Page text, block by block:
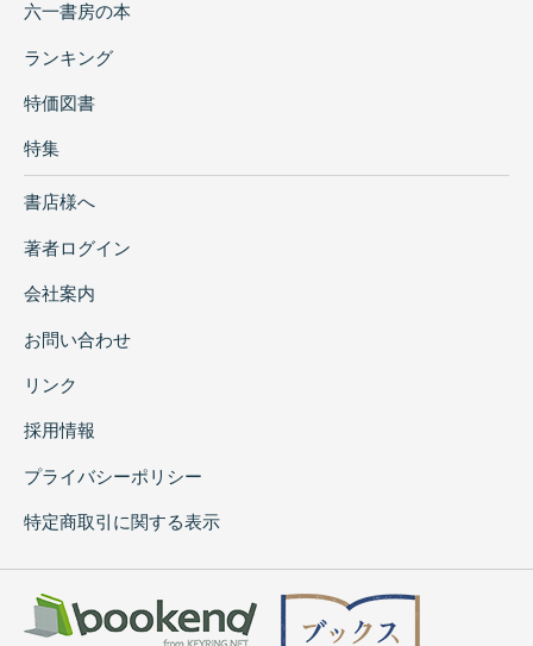
六一書房の本
ランキング
特価図書
特集
書店様へ
著者ログイン
会社案内
お問い合わせ
リンク
採用情報
プライバシーポリシー
特定商取引に関する表示